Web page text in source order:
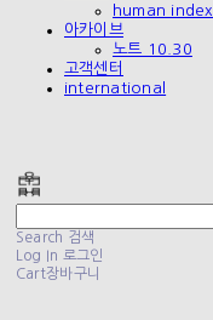
human index
아카이브
노트 10.30
고객센터
international
Search 검색
Log In 로그인
Cart장바구니